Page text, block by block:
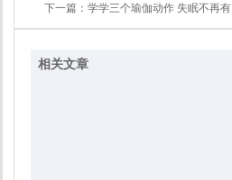
下一篇： 学学三个瑜伽动作 失眠不再有
相关文章